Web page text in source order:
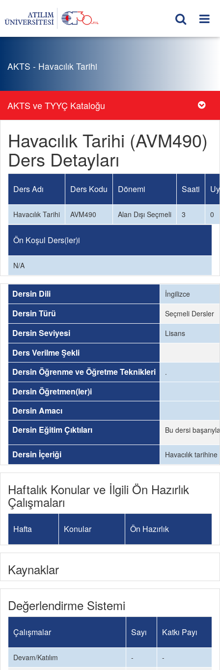
AKTS - Havacılık Tarihi
AKTS ve TYYÇ Kataloğu
Havacılık Tarihi (AVM490)
Ders Detayları
Ders Adı Ders Kodu Dönemi Saati
Havacılık Tarihi AVM490 Alan Dışı Seçmeli 3 0
Ön Koşul Ders(ler)i
N/A
Dersin Dili İngilizce
Dersin Türü Seçmeli Dersler
Dersin Seviyesi Lisans
Ders Verilme Şekli
Dersin Öğrenme ve Öğretme Teknikleri
.
Dersin Öğretmen(ler)i
Dersin Amacı
Dersin Eğitim Çıktıları
Bu dersi
Dersin İçeriği Havacılık
Haftalık Konular ve İlgili Ön Hazırlık
Çalışmaları
Hafta Konular Ön Hazırlık
Kaynaklar
Değerlendirme Sistemi
Çalışmalar Sayı Katkı Payı
Devam/Katılım -
-